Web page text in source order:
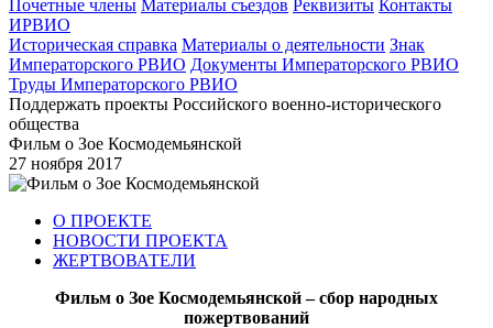
Почетные члены Материалы съездов Реквизиты Контакты
ИРВИО
Историческая справка Материалы о деятельности Знак
Императорского РВИО Документы Императорского РВИО
Труды Императорского РВИО
Поддержать проекты Российского военно-исторического
общества
Фильм о Зое Космодемьянской
27 ноября 2017
О ПРОЕКТЕ
НОВОСТИ ПРОЕКТА
ЖЕРТВОВАТЕЛИ
Фильм о Зое Космодемьянской – сбор народных
пожертвований